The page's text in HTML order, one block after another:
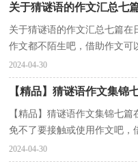
关于猜谜语的作文汇总七
关于猜谜语的作文汇总七篇
作文都不陌生吧，借助作文可
来了，到底应如何写一篇优秀
2024-04-30
【精品】猜谜语作文集锦
【精品】猜谜语作文集锦七
免不了要接触或使用作文吧，
的。写起作文来就毫无头绪？
2024-04-30